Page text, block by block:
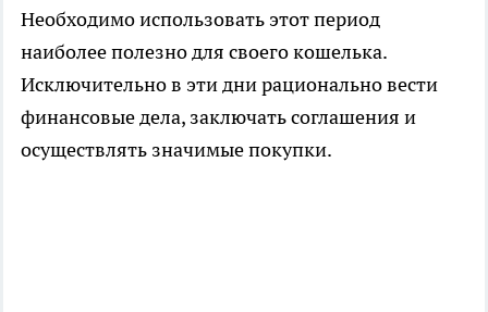
Необходимо использовать этот период
наиболее полезно для своего кошелька.
Исключительно в эти дни рационально вести
финансовые дела, заключать соглашения и
осуществлять значимые покупки.